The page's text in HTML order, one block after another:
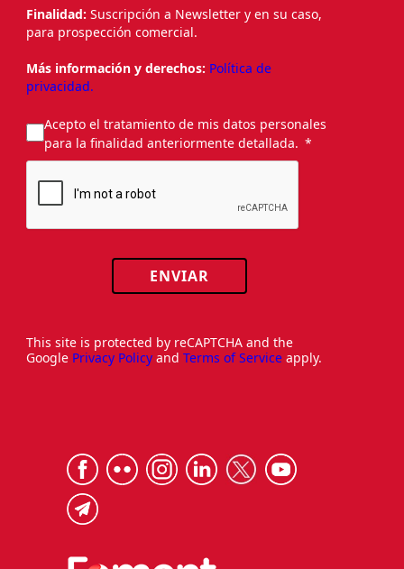
Finalidad: Suscripción a Newsletter y en su caso,
para prospección comercial.
Más información y derechos: Política de
privacidad.
Acepto el tratamiento de mis datos personales
para la finalidad anteriormente detallada.
ENVIAR
This site is protected by reCAPTCHA and the
Google Privacy Policy and Terms of Service apply.